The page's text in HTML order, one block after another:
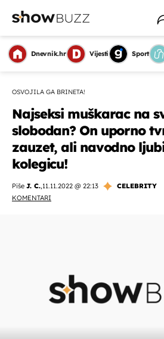
Dnevnik.hr Vijesti Sport
OSVOJILA GA BRINETA!
Najseksi muškarac na
slobodan? On uporno
zauzet, ali navodno
kolegicu!
Piše J. C.,11.11.2022 @ 22:13
CELEBRITY
KOMENTARI